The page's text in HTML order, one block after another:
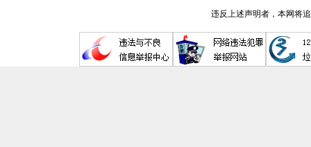
违反上述声明者，本网将